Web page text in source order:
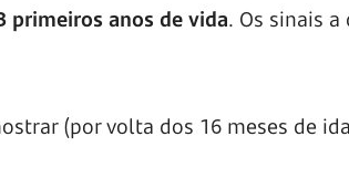
primeiros anos de vida. Os sinais
(por volta dos 16 meses de